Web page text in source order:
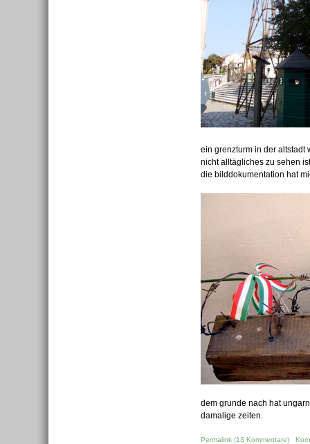
ein grenzturm in der altstadt
nicht alltägliches zu sehen
die bilddokumentation hat
dem grunde nach hat
damalige zeiten.
Permalink (13 Kommentare)